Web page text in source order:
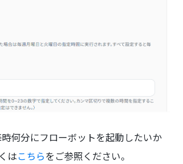
何分にフローボットを起動したいか
はこちらをご参照ください。